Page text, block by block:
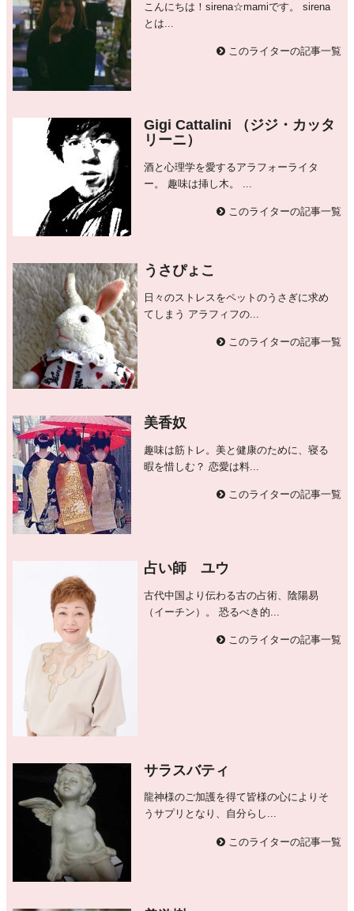
こんにちは！sirena☆mamiです。 sirena
とは...
このライターの記事一覧
Gigi Cattalini （ジジ・カッタ
リーニ）
酒と心理学を愛するアラフォーライタ
ー。 趣味は挿し木。 ...
このライターの記事一覧
うさぴょこ
日々のストレスをペットのうさぎに求め
てしまう アラフィフの...
このライターの記事一覧
美香奴
趣味は筋トレ。美と健康のために、寝る
暇を惜しむ？ 恋愛は料...
このライターの記事一覧
占い師 ユウ
古代中国より伝わる古の占術、陰陽易
（イーチン）。 恐るべき的...
このライターの記事一覧
サラスバティ
龍神様のご加護を得て皆様の心によりそ
うサプリとなり、自分らし...
このライターの記事一覧